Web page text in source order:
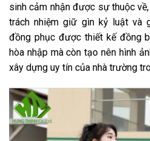
sinh cảm nhận được sự thuộc
trách nhiệm giữ gìn kỷ luật và
đồng phục được thiết kế đồng
hòa nhập mà còn tạo nên hình
xây dựng uy tín của nhà trường